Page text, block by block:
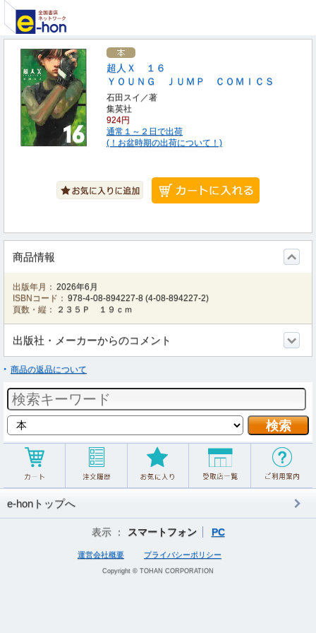
超人Ｘ １６
ＹＯＵＮＧ ＪＵＭＰ ＣＯＭＩＣＳ
石田スイ／著
集英社
924円
通常１～２日で出荷
(！お盆時期の出荷について！)
商品情報
出版年月： 2026年6月
ISBNコード： 978-4-08-894227-8 (4-08-894227-2)
頁数・縦：
２３５Ｐ １９ｃｍ
出版社・メーカーからのコメント
商品の返品について
e-honトップへ
表示 ： スマートフォン PC
運営会社概要 プライバシーポリシー
Copyright © TOHAN CORPORATION